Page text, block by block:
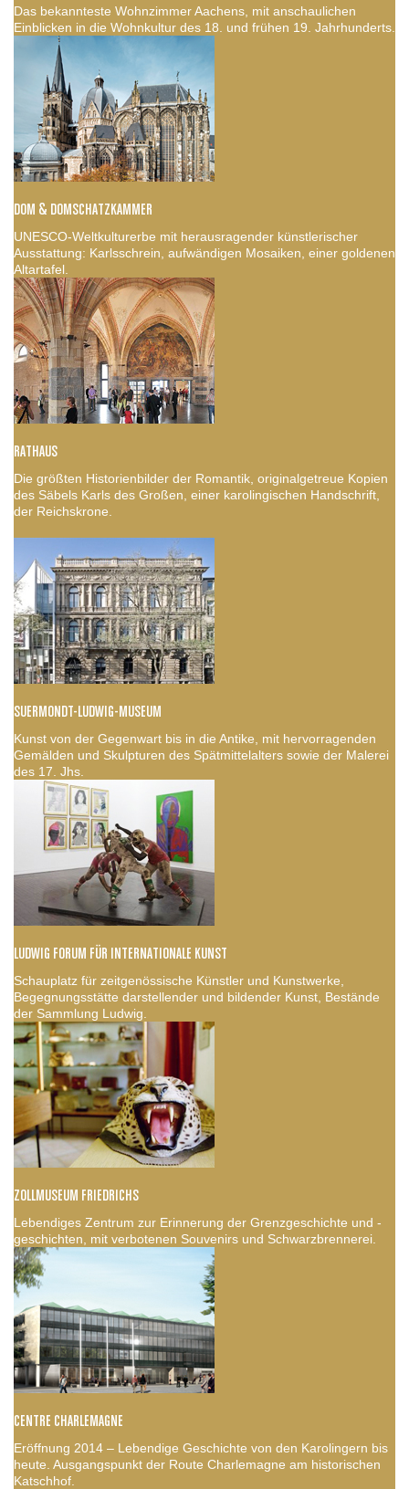
Das bekannteste Wohnzimmer Aachens, mit anschaulichen
Einblicken in die Wohnkultur des 18. und frühen 19. Jahrhunderts.
DOM & DOMSCHATZKAMMER
UNESCO-Weltkulturerbe mit herausragender künstlerischer
Ausstattung: Karlsschrein, aufwändigen Mosaiken, einer goldenen
Altartafel.
RATHAUS
Die größten Historienbilder der Romantik, originalgetreue Kopien
des Säbels Karls des Großen, einer karolingischen Handschrift,
der Reichskrone.
SUERMONDT-LUDWIG-MUSEUM
Kunst von der Gegenwart bis in die Antike, mit hervorragenden
Gemälden und Skulpturen des Spätmittelalters sowie der Malerei
des 17. Jhs.
LUDWIG FORUM FÜR INTERNATIONALE KUNST
Schauplatz für zeitgenössische Künstler und Kunstwerke,
Begegnungsstätte darstellender und bildender Kunst, Bestände
der Sammlung Ludwig.
ZOLLMUSEUM FRIEDRICHS
Lebendiges Zentrum zur Erinnerung der Grenzgeschichte und -
geschichten, mit verbotenen Souvenirs und Schwarzbrennerei.
CENTRE CHARLEMAGNE
Eröffnung 2014 – Lebendige Geschichte von den Karolingern bis
heute. Ausgangspunkt der Route Charlemagne am historischen
Katschhof.